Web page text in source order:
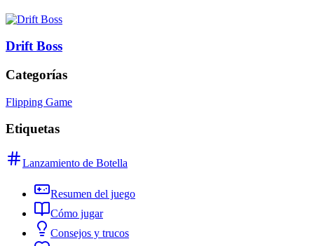
Drift Boss
Categorías
Flipping Game
Etiquetas
Lanzamiento de Botella
Resumen del juego
Cómo jugar
Consejos y trucos